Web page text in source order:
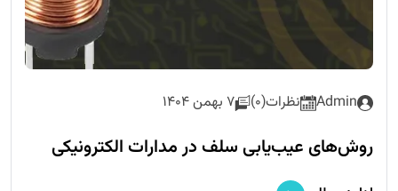
Admin نظرات(0) 7 بهمن 1404
روش‌های عیب‌یابی سلف در مدارات الکترونیکی